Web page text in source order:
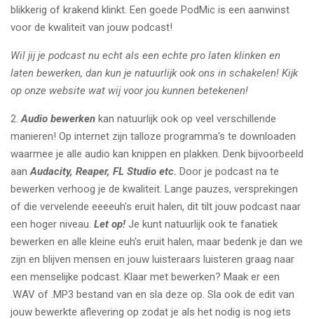
blikkerig of krakend klinkt. Een goede PodMic is een aanwinst
voor de kwaliteit van jouw podcast!
Wil jij je podcast nu echt als een echte pro laten klinken en
laten bewerken, dan kun je natuurlijk ook ons in schakelen! Kijk
op onze website wat wij voor jou kunnen betekenen!
2.Audio bewerken kan natuurlijk ook op veel verschillende
manieren! Op internet zijn talloze programma's te downloaden
waarmee je alle audio kan knippen en plakken. Denk bijvoorbeeld
aanAudacity, Reaper, FL Studio etc. Door je podcast na te
bewerken verhoog je de kwaliteit. Lange pauzes, versprekingen
of die vervelende eeeeuh's eruit halen, dit tilt jouw podcast naar
een hoger niveau. Let op! Je kunt natuurlijk ook te fanatiek
bewerken en alle kleine euh's eruit halen, maar bedenk je dan we
zijn en blijven mensen en jouw luisteraars luisteren graag naar
een menselijke podcast. Klaar met bewerken? Maak er een
.WAV of .MP3 bestand van en sla deze op. Sla ook de edit van
jouw bewerkte aflevering op zodat je als het nodig is nog iets